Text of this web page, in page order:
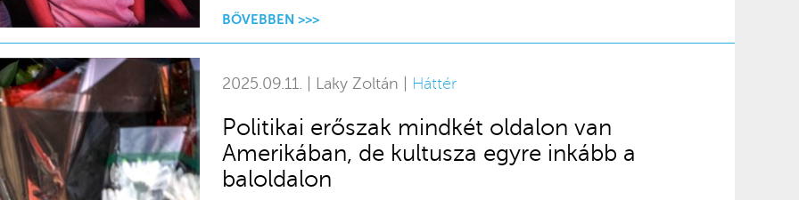
BŐVEBBEN >>>
2025.09.11. | Laky Zoltán | Háttér
Politikai erőszak mindkét oldalon van
Amerikában, de kultusza egyre inkább a
baloldalon